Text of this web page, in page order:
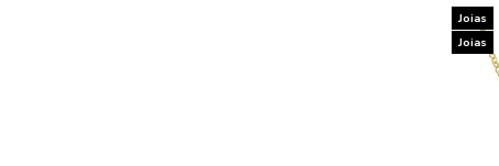
Joias
Joias